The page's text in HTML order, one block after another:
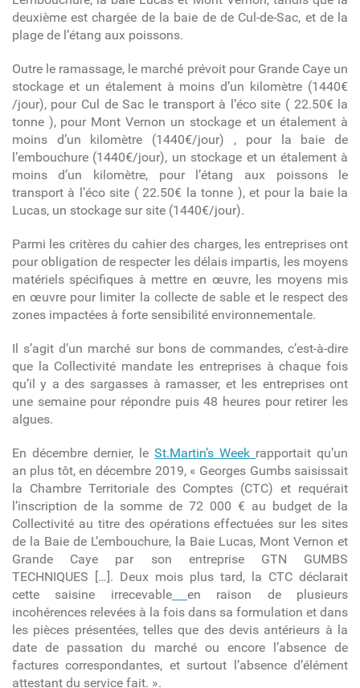
deuxièmeest chargée de la baie de de Cul-de-Sac, et de la
plage de l’étang aux poissons.
Outre le ramassage, le marché prévoit pour Grande Caye un
stockage et un étalement à moins d’un kilomètre (1440€
/jour), pour Cul de Sac le transport à l’éco site ( 22.50€ la
tonne ), pour Mont Vernon un stockage et un étalement à
moins d’un kilomètre (1440€/jour) , pour la baie de
l’embouchure (1440€/jour), un stockage et un étalement à
moins d’un kilomètre, pour l’étang aux poissons le
transport à l’éco site ( 22.50€ la tonne ), et pour la baie la
Lucas, un stockage sur site (1440€/jour).
Parmi les critères du cahier des charges, les entreprises ont
pour obligation de respecter les délais impartis, les moyens
matériels spécifiques à mettre en œuvre, les moyens mis
en œuvre pour limiter la collecte de sable et le respect des
zones impactées à forte sensibilité environnementale.
Il s’agit d’un marché sur bons de commandes, c’est-à-dire
que la Collectivité mandate les entreprisesà chaque fois
qu’il y a des sargasses à ramasser, et les entreprises ont
une semaine pour répondre puis 48 heures pour retirer les
algues.
En décembre dernier, leSt.Martin’s Week rapportait qu’un
an plus tôt, endécembre 2019, « Georges Gumbs saisissait
la Chambre Territoriale des Comptes (CTC) et requérait
l’inscription de la somme de 72 000 € au budget de la
Collectivitéau titre des opérations effectuées sur les sites
de la Baie de L’embouchure, la Baie Lucas, Mont Vernon et
Grande Caye par son entreprise GTN GUMBS
TECHNIQUES […]. Deux mois plus tard, la CTC déclarait
cette saisine irrecevable
en raison de plusieurs
incohérences relevées à la fois dans sa formulation et dans
les pièces présentées, telles que des devis antérieurs à la
date de passation du marché ou encore l’absence de
factures correspondantes, et surtout l’absence d’élément
attestant du service fait. ».